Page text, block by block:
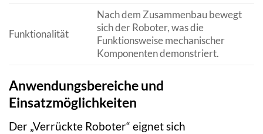
Funktionalität
Nach dem Zusammenbau bewegt
sich der Roboter, was die
Funktionsweise mechanischer
Komponenten demonstriert.
Anwendungsbereiche und
Einsatzmöglichkeiten
Der „Verrückte Roboter“ eignet sich